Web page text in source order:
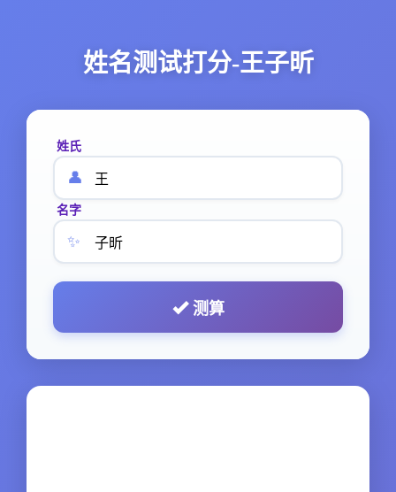
姓名测试打分-王子昕
姓氏
👤
名字
✨
测算